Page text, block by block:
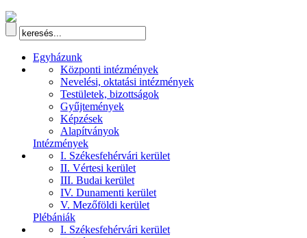
Egyházunk
Központi intézmények
Nevelési, oktatási intézmények
Testületek, bizottságok
Gyűjtemények
Képzések
Alapítványok
Intézmények
I. Székesfehérvári kerület
II. Vértesi kerület
III. Budai kerület
IV. Dunamenti kerület
V. Mezőföldi kerület
Plébániák
I. Székesfehérvári kerület